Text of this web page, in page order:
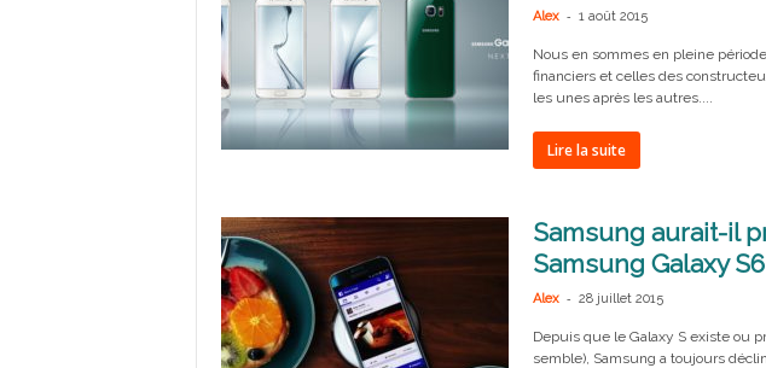
Alex - 1 août 2015
Nous en sommes en pleine
financiers et celles des
les unes après les autres....
Lire la suite
Samsung aurait-il
Samsung Galaxy
Alex - 28 juillet 2015
Depuis que le Galaxy S existe ou
semble), Samsung a toujours